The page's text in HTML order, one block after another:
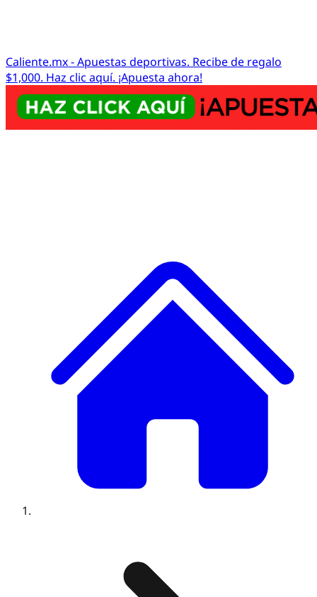
Caliente.mx - Apuestas deportivas. Recibe de regalo
$1,000. Haz clic aquí. ¡Apuesta ahora!